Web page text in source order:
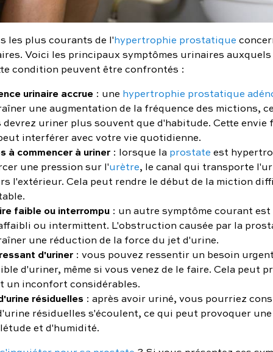
les plus courants de l'hypertrophie prostatique
Voici les principaux symptômes urinaires auxquels
condition peuvent être confrontés :
urinaire accrue : une hypertrophie prostatique
une augmentation de la fréquence des mictions,
devrez uriner plus souvent que d'habitude. Cette envie
interférer avec votre vie quotidienne.
à commencer à uriner : lorsque la prostate est
une pression sur l'urètre, le canal qui transporte
l'extérieur. Cela peut rendre le début de la miction
faible ou interrompu : un autre symptôme courant
ou intermittent. L'obstruction causée par la
une réduction de la force du jet d'urine.
d'uriner : vous pouvez ressentir un besoin
d'uriner, même si vous venez de le faire. Cela peut
un inconfort considérables.
résiduelles : après avoir uriné, vous pourriez
résiduelles s'écoulent, ce qui peut provoquer
et d'humidité.